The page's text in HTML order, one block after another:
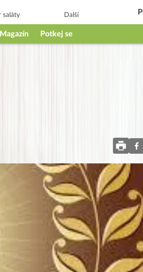
saláty Další
Magazín Potkej se